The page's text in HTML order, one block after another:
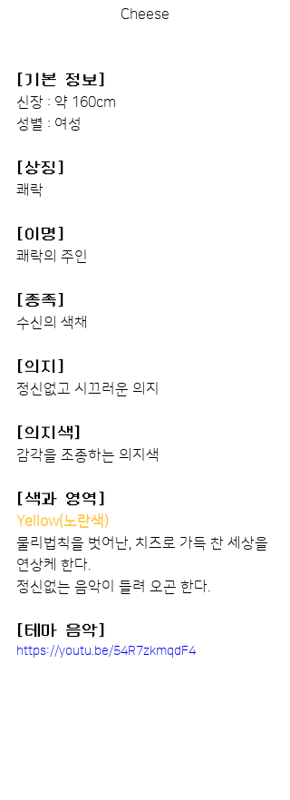
Cheese
[기본 정보]
신장 : 약 160cm
성별 : 여성
[상징]
쾌락
[이명]
쾌락의 주인
[종족]
수신의 색채
[의지]
정신없고 시끄러운 의지
[의지색]
감각을 조종하는 의지색
[색과 영역]
Yellow(노란색)
물리법칙을 벗어난, 치즈로 가득 찬 세상을
연상케 한다.
정신없는 음악이 들려 오곤 한다.
[테마 음악]
https://youtu.be/54R7zkmqdF4